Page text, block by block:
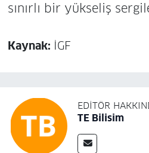
sınırlı bir yükseliş
Kaynak: İGF
EDITÖR
TE Bilisim